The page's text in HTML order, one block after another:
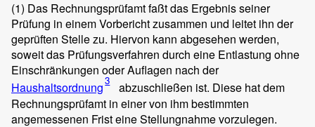
(1) Das Rechnungsprüfamt faßt das Ergebnis seiner
Prüfung in einem Vorbericht zusammen und leitet ihn der
geprüften Stelle zu. Hiervon kann abgesehen werden,
soweit das Prüfungsverfahren durch eine Entlastung ohne
Einschränkungen oder Auflagen nach der
Haushaltsordnung3
abzuschließen ist. Diese hat dem
Rechnungsprüfamt in einer von ihm bestimmten
angemessenen Frist eine Stellungnahme vorzulegen.